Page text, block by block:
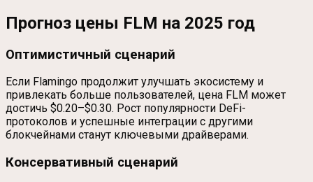
Прогноз цены FLM на 2025 год
Оптимистичный сценарий
Если Flamingo продолжит улучшать экосистему и
привлекать больше пользователей, цена FLM может
достичь $0.20–$0.30. Рост популярности DeFi-
протоколов и успешные интеграции с другими
блокчейнами станут ключевыми драйверами.
Консервативный сценарий